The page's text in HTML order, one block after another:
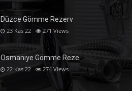
Düzce Gömme Rezerv
23 Kas 22 271 Views
Osmaniye Gömme Reze
22 Kas 22 274 Views